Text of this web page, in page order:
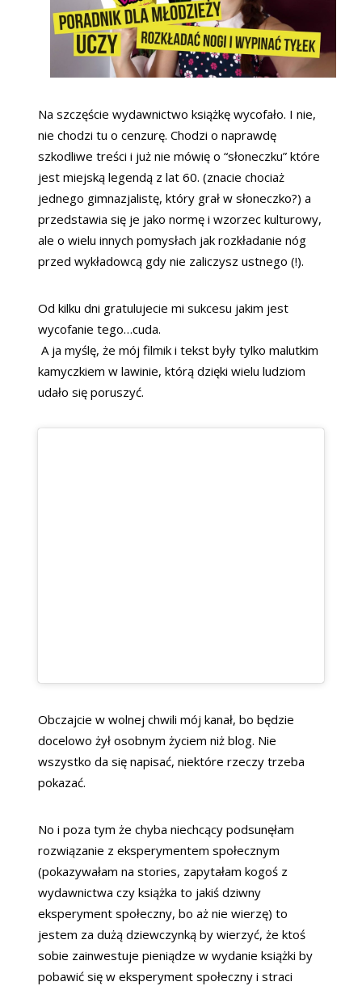
Na szczęście wydawnictwo książkę wycofało. I nie,
nie chodzi tu o cenzurę. Chodzi o naprawdę
szkodliwe treści i już nie mówię o “słoneczku” które
jest miejską legendą z lat 60. (znacie chociaż
jednego gimnazjalistę, który grał w słoneczko?) a
przedstawia się je jako normę i wzorzec kulturowy,
ale o wielu innych pomysłach jak rozkładanie nóg
przed wykładowcą gdy nie zaliczysz ustnego (!).
Od kilku dni gratulujecie mi sukcesu jakim jest
wycofanie tego…cuda.
A ja myślę, że mój filmik i tekst były tylko malutkim
kamyczkiem w lawinie, którą dzięki wielu ludziom
udało się poruszyć.
Obczajcie w wolnej chwili mój kanał, bo będzie
docelowo żył osobnym życiem niż blog. Nie
wszystko da się napisać, niektóre rzeczy trzeba
pokazać.
No i poza tym że chyba niechcący podsunęłam
rozwiązanie z eksperymentem społecznym
(pokazywałam na stories, zapytałam kogoś z
wydawnictwa czy książka to jakiś dziwny
eksperyment społeczny, bo aż nie wierzę) to
jestem za dużą dziewczynką by wierzyć, że ktoś
sobie zainwestuje pieniądze w wydanie książki by
pobawić się w eksperyment społeczny i straci